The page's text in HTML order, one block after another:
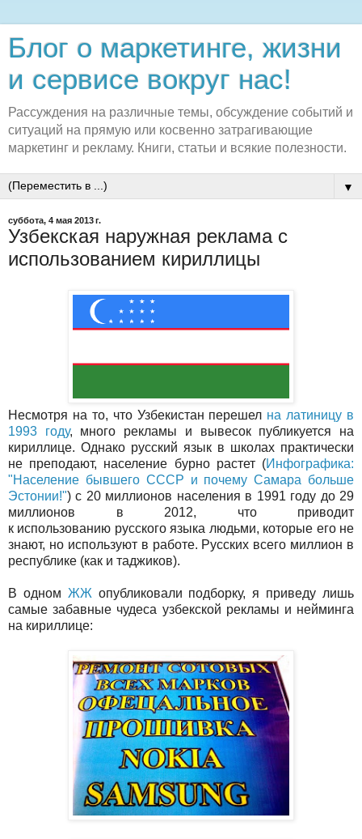
Блог о маркетинге, жизни
и сервисе вокруг нас!
Рассуждения на различные темы, обсуждение событий и
ситуаций на прямую или косвенно затрагивающие
маркетинг и рекламу. Книги, статьи и всякие полезности.
▼
суббота, 4 мая 2013 г.
Узбекская наружная реклама с
использованием кириллицы
Несмотря на то, что Узбекистан перешел на латиницу в
1993 году, много рекламы и вывесок публикуется на
кириллице. Однако русский язык в школах практически
не преподают, население бурно растет (Инфографика:
"Население бывшего СССР и почему Самара больше
Эстонии!") с 20 миллионов населения в 1991 году до 29
миллионов в 2012, что приводит
к использованию русского языка людьми, которые его не
знают, но используют в работе. Русских всего миллион в
республике (как и таджиков).
В одном ЖЖ опубликовали подборку, я приведу лишь
самые забавные чудеса узбекской рекламы и нейминга
на кириллице: